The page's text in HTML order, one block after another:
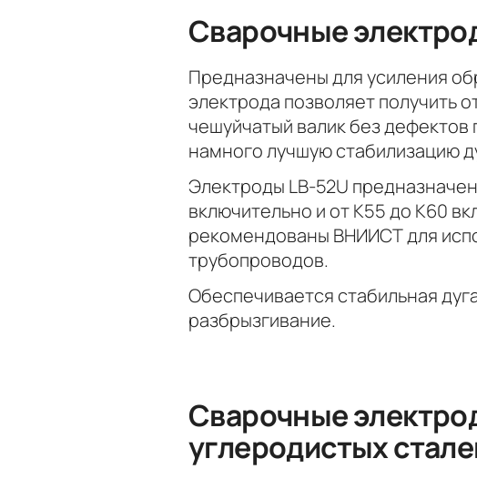
Сварочные
Предназначены для усиления
электрода позволяет получить
чешуйчатый валик без
намного лучшую стабилизацию
Электроды LB-52U
включительно и от К55 до К60
рекомендованы ВНИИСТ для
трубопроводов.
Обеспечивается стабильная
разбрызгивание.
Сварочные
углеродистых